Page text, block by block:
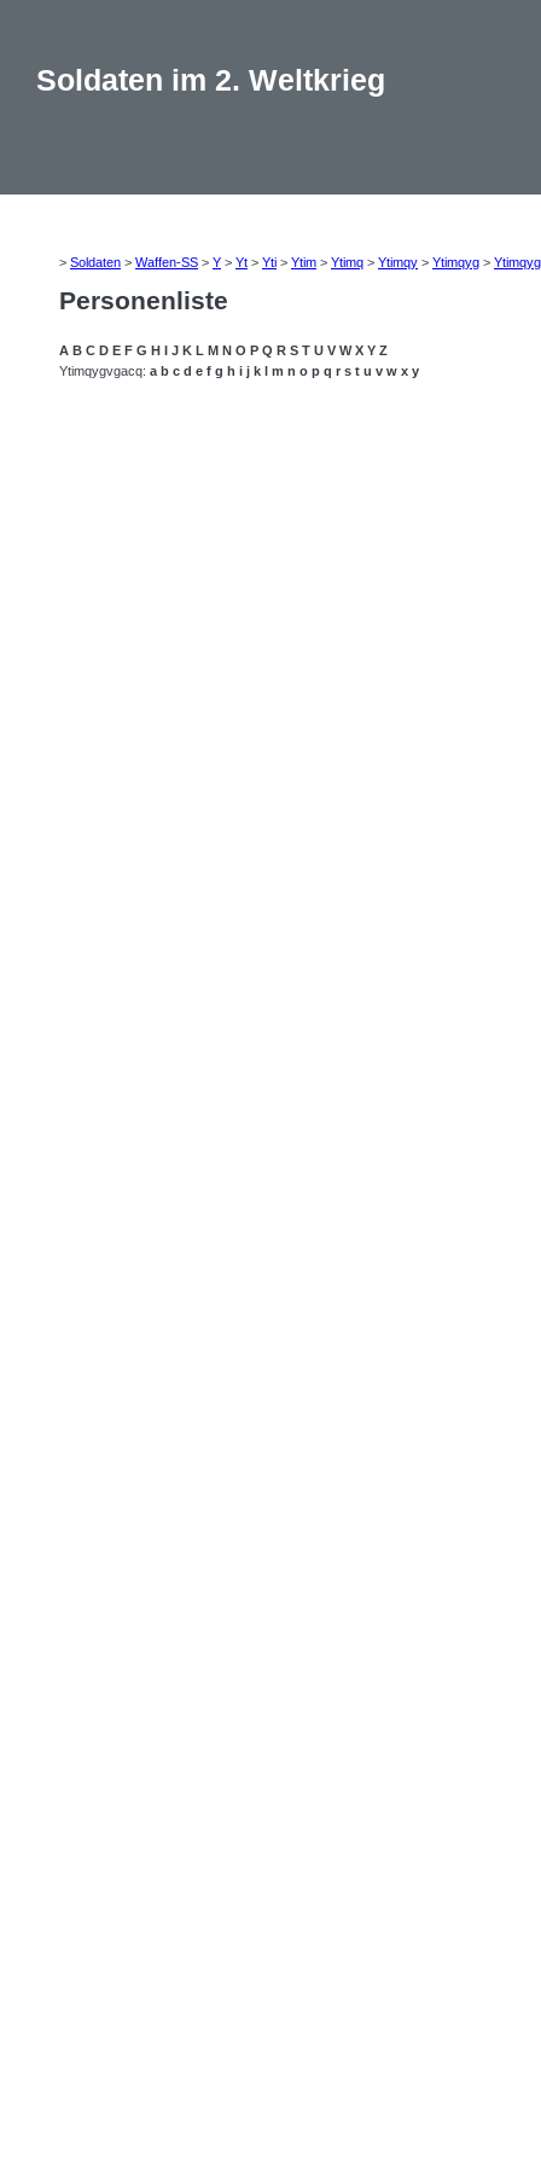
Soldaten im 2. Weltkrieg
> Soldaten > Waffen-SS > Y > Yt > Yti > Ytim > Ytimq > Ytimqy > Ytimqyg >
Personenliste
A B C D E F G H I J K L M N O P Q R S T U V W X Y Z
Ytimqygvgacq: a b c d e f g h i j k l m n o p q r s t u v w x y